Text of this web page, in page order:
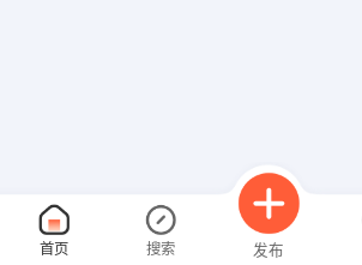
首页 搜索 发布